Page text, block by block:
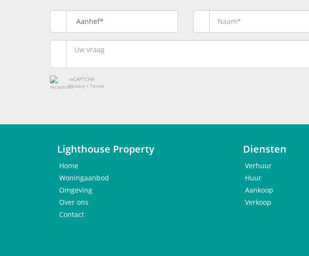
Aanhef*
reCAPTCHA
Privacy • Terms
Lighthouse Property
Home
Woningaanbod
Omgeving
Over ons
Contact
Diensten
Verhuur
Huur
Aankoop
Verkoop